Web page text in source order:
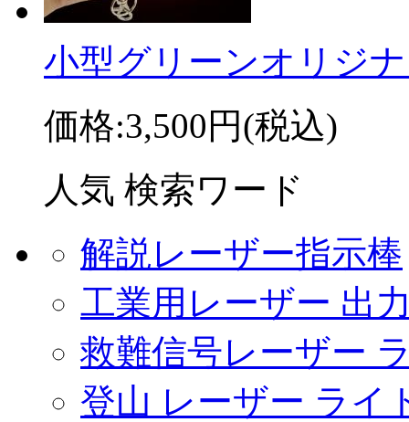
小型グリーンオリジ
価格:3,500円(税込)
人気 検索ワード
解説レーザー指示棒
工業用レーザー 出
救難信号レーザー
登山 レーザー ライ